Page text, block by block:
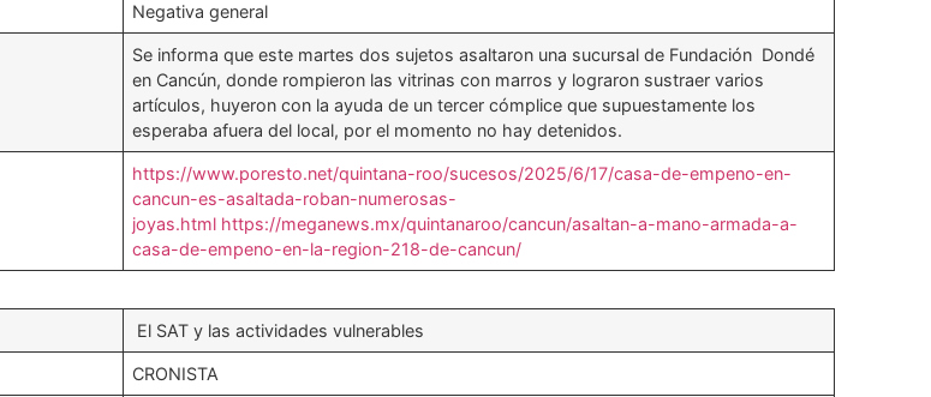
Negativa general
Se informa que este martes dos sujetos asaltaron una sucursal de Fundación Dondé
en Cancún, donde rompieron las vitrinas con marros y lograron sustraer varios
artículos, huyeron con la ayuda de un tercer cómplice que supuestamente los
esperaba afuera del local, por el momento no hay detenidos.
https://www.poresto.net/quintana-roo/sucesos/2025/6/17/casa-de-empeno-en-
cancun-es-asaltada-roban-numerosas-
joyas.html https://meganews.mx/quintanaroo/cancun/asaltan-a-mano-armada-a-
casa-de-empeno-en-la-region-218-de-cancun/
El SAT y las actividades vulnerables
CRONISTA